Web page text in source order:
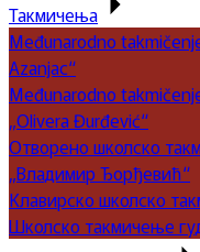
Такмичења
Međunarodno
Azanjac“
Međunarodno
„Olivera Đurđević“
Отворено школско
„Владимир Ђорђевић“
Клавирско школско
Школско такмичење